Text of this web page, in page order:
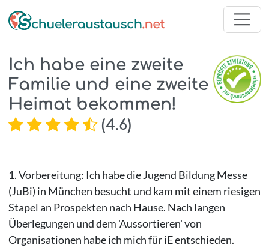
Ich habe eine zweite
Familie und eine zweite
Heimat bekommen!
(4.6)
1. Vorbereitung: Ich habe die Jugend Bildung Messe
(JuBi) in München besucht und kam mit einem riesigen
Stapel an Prospekten nach Hause. Nach langen
Überlegungen und dem 'Aussortieren' von
Organisationen habe ich mich für iE entschieden.